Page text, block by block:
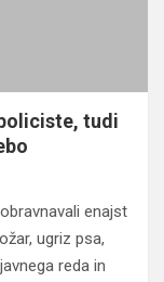
tudi
enajst
ugriz psa,
reda in